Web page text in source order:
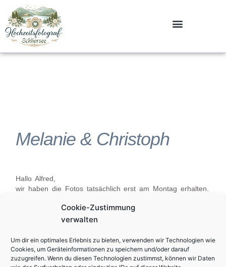
Cookie-Zustimmung
verwalten
Um dir ein optimales Erlebnis zu bieten, verwenden wir Technologien wie
Cookies, um Geräteinformationen zu speichern und/oder darauf
zuzugreifen. Wenn du diesen Technologien zustimmst, können wir Daten
Inhalt
springen
Melanie & Christoph
Hallo Alfred,
wir haben die Fotos tatsächlich erst am Montag erhalten.
Schöne Grüße aus Passau
Zurück
VORIGER
Andreas & Frank
NÄCHSTER
Susanne & Michael